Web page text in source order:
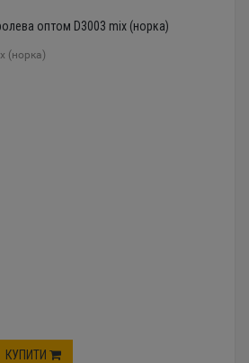
оптом D3003 mix (норка)
(норка)
КУПИТИ